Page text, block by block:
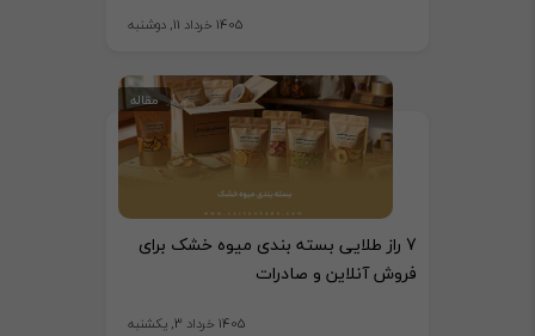
1405 خرداد 11, دوشنبه
مقاله
7 راز طلایی بسته بندی میوه خشک برای
فروش آنلاین و صادرات
1405 خرداد 3, یکشنبه